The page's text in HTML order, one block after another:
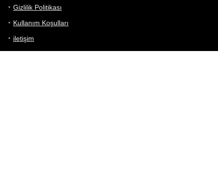
Gizlilik Politikası
Kullanım Koşulları
iletişim